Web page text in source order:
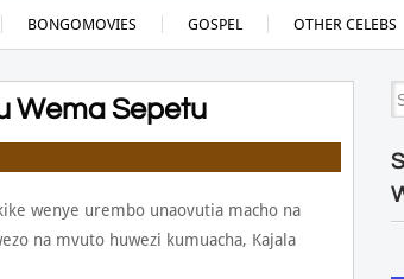
BONGOMOVIES GOSPEL OTHER CELEBS
Wema Sepetu
wenye urembo unaovutia macho na
na mvuto huwezi kumuacha, Kajala